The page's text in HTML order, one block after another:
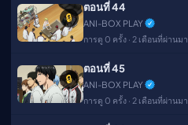
🔒
ตอนที่ 44
ANI-BOX PLAY
การดู 0 ครั้ง · 2 เดือนที่ผ่านมา
🔒
ตอนที่ 45
ANI-BOX PLAY
การดู 0 ครั้ง · 2 เดือนที่ผ่านมา